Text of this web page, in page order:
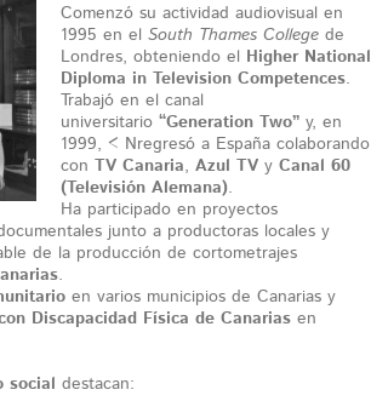
Comenzó su actividad audiovisual en
1995 en el South Thames Collegede
Londres, obteniendo el Higher National
Diploma in Television Competences.
Trabajó en el canal
universitario “Generation Two”y, en
1999, < Nregresó a España colaborando
con TV Canaria, Azul TVy Canal 60
(Televisión Alemana).
Ha participado en proyectos
junto a productoras locales y
de la producción de cortometrajes
.
en varios municipios de Canarias y
Discapacidad Física de Canariasen
social destacan: